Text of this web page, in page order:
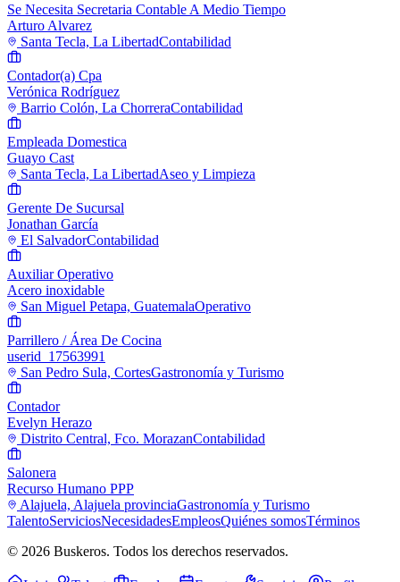
Se Necesita Secretaria Contable A Medio Tiempo
Arturo Alvarez
Santa Tecla, La LibertadContabilidad
Contador(a) Cpa
Verónica Rodríguez
Barrio Colón, La ChorreraContabilidad
Empleada Domestica
Guayo Cast
Santa Tecla, La LibertadAseo y Limpieza
Gerente De Sucursal
Jonathan García
El SalvadorContabilidad
Auxiliar Operativo
Acero inoxidable
San Miguel Petapa, GuatemalaOperativo
Parrillero / Área De Cocina
userid_17563991
San Pedro Sula, CortesGastronomía y Turismo
Contador
Evelyn Herazo
Distrito Central, Fco. MorazanContabilidad
Salonera
Recurso Humano PPP
Alajuela, Alajuela provinciaGastronomía y Turismo
TalentoServiciosNecesidadesEmpleosQuiénes somosTérminos
© 2026 Buskeros. Todos los derechos reservados.